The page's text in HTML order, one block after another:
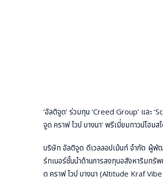
‘อัลติจูด’ ร่วมทุน ‘Creed Group’ และ
จูด คราฟ ไวบ์ บางนา’ พรีเมี่ยมทาวน์โฮ
บริษัท อัลติจูด ดีเวลลอปเม้นท์ จำกัด ผู้พั
ร์ทเนอร์ชั้นนำด้านการลงทุนอสังหาริมท
ด คราฟ ไวบ์ บางนา (Altitude Kraf Vibe